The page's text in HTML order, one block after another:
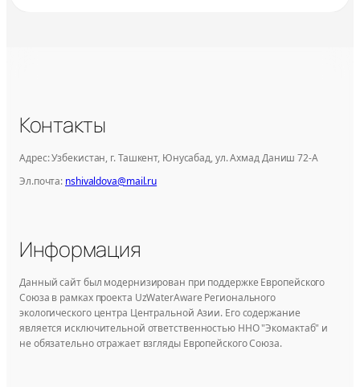
Контакты
Адрес: Узбекистан, г. Ташкент, Юнусабад, ул. Ахмад Даниш 72-А
Эл.почта: nshivaldova@mail.ru
Информация
Данный сайт был модернизирован при поддержке Европейского
Союза в рамках проекта UzWaterAware Регионального
экологического центра Центральной Азии. Его содержание
является исключительной ответственностью ННО "Экомактаб" и
не обязательно отражает взгляды Европейского Союза.